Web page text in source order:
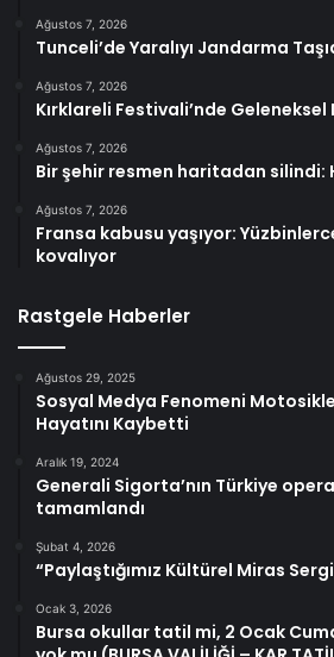
Ağustos 7, 2026
Tunceli’de Yaralıyı Jandarma
Ağustos 7, 2026
Kırklareli Festivali’nde Geleneksel
Ağustos 7, 2026
Bir şehir resmen haritadan silindi:
Ağustos 7, 2026
Fransa kabusu yaşıyor:
kovalıyor
Rastgele Haberler
Ağustos 29, 2025
Sosyal Medya Fenomeni
Hayatını Kaybetti
Aralık 19, 2024
Generali Sigorta’nın Türkiye
tamamlandı
Şubat 4, 2026
“Paylaştığımız Kültürel Miras
Ocak 3, 2026
Bursa okullar tatil mi, 2 Ocak